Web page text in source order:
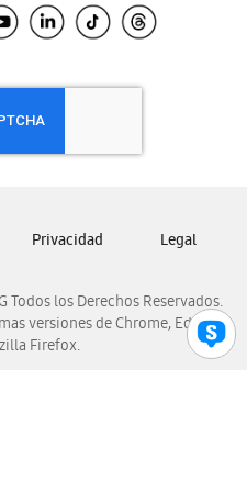
Salvador
Panamá
los Derechos Reservados.
versiones de Chrome, Edge,
Firefox.
Privacidad Legal